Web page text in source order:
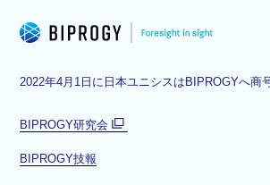
2022年4月1日に日本ユニシスはBIPROGYへ商
BIPROGY研究会
BIPROGY技報